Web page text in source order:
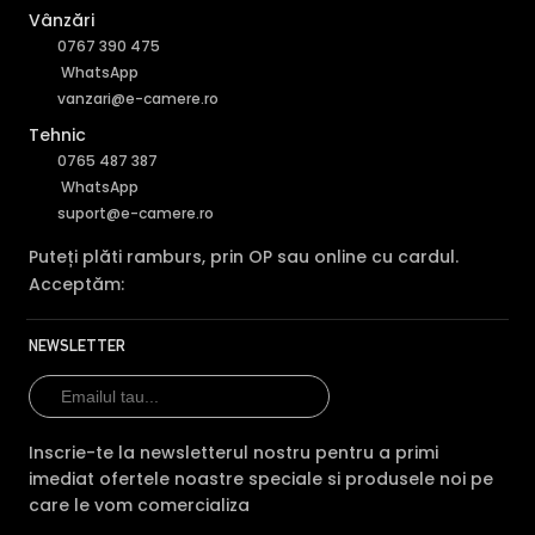
INFRAROSU INTELIGENT (Smart IR)
In general, camerele de supraveghere video cu infrarosu,
au ca specificatie distanta maxima aproximativa la care
afla la o distanta mult mai mica decat aceasta, exista
riscul ca imaginea sa fie suprasaturata (foarte alba).
Astfel, pentru a elimina acesta situatie, camera de
supraveghere video HIKVISION DS-2CD2T87G2-L-2.8, este
dotata cu functia Infrarosu Inteligent (Smart IR).
Vânzări
0767 390 475
WhatsApp
vanzari@e-camere.ro
Tehnic
0765 487 387
WhatsApp
suport@e-camere.ro
Puteți plăti ramburs, prin OP sau online cu cardul.
Acceptăm:
NEWSLETTER
Inscrie-te la newsletterul nostru pentru a primi
imediat ofertele noastre speciale si produsele noi pe
care le vom comercializa